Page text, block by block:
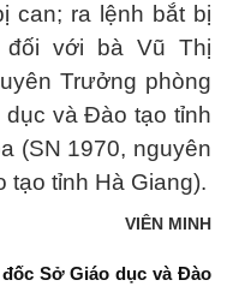
can; ra lệnh bắt bị
đối với bà Vũ Thị
Trưởng phòng
và Đào tạo tỉnh
(SN 1970, nguyên
tạo tỉnh Hà Giang).
VIÊN MINH
Sở Giáo dục và Đào